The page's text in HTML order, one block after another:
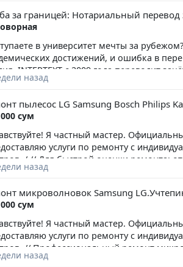
Конфиденциальность
расчёт за 10 минут.
за границей: Нотариальный
в университет мечты за
достижений, и ошибка в
INTERTEXT с 2009 года переводит
поступающих в ведущие вузы
Ваше будущее начинается с
назад
пылесос LG Samsung Bosch Philips
сум
Я частный мастер.
услуги по ремонту с
/ // Для быстрой оценки ремонта;
искажу точную цену ремонта. //
комплектующие,аккуратный
мощности всасывания
(мойка,чистка пылесоса). //
работы. // Есть выезд на дом,
для Вас время. // Можите сами
цены. Форма оплаты наличными
назад
микроволновок Samsung
сум
Я частный мастер.
услуги по ремонту с
// Профессиональный ремонт
диагностика, восстановление
назад